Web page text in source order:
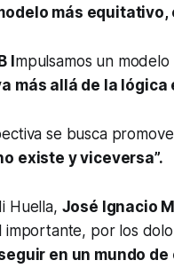
más
I mpulsamos un
más allá de la lógica
se busca
existe y viceversa”.
Huella, José Ignacio
importante, por los
en un mundo